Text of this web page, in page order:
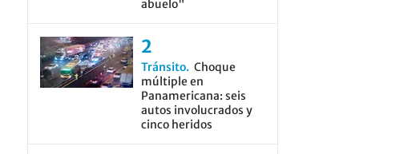
abuelo"
Tránsito Choque
múltiple en
Panamericana: seis
autos involucrados y
cinco heridos